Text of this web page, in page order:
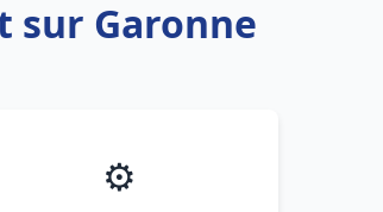
sur Garonne
⚙️